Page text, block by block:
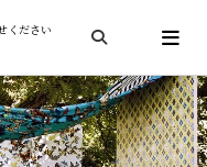
ください
検索